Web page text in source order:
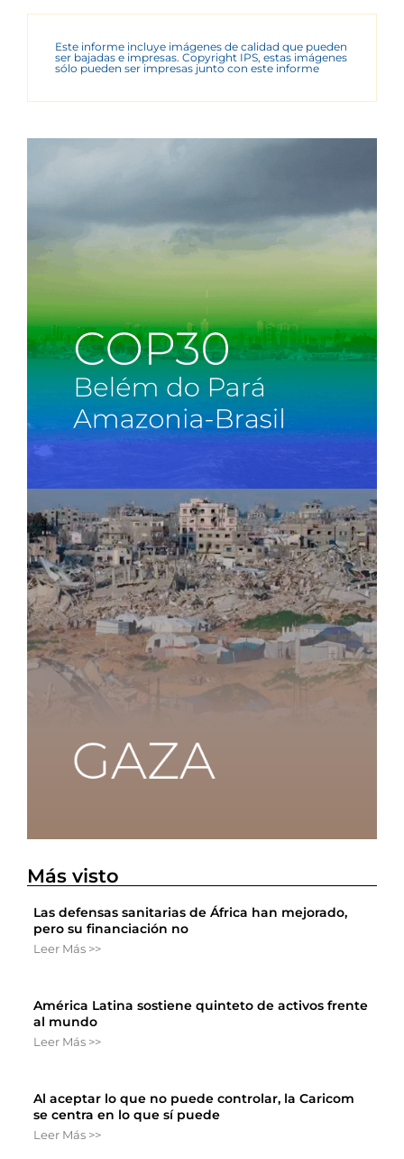
Este informe incluye imágenes de calidad que pueden
ser bajadas e impresas. Copyright IPS, estas imágenes
sólo pueden ser impresas junto con este informe
Más visto
Las defensas sanitarias de África han mejorado,
pero su financiación no
Leer Más >>
América Latina sostiene quinteto de activos frente
al mundo
Leer Más >>
Al aceptar lo que no puede controlar, la Caricom
se centra en lo que sí puede
Leer Más >>